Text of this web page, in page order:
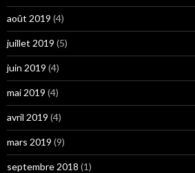
août 2019 (4)
juillet 2019 (5)
juin 2019 (4)
mai 2019 (4)
avril 2019 (4)
mars 2019 (9)
septembre 2018 (1)